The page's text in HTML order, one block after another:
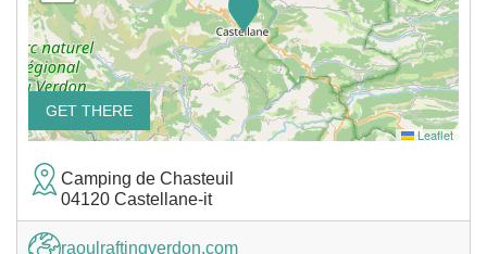
Leaflet
GET THERE
Camping de Chasteuil
04120 Castellane-it
raoulraftingverdon.com